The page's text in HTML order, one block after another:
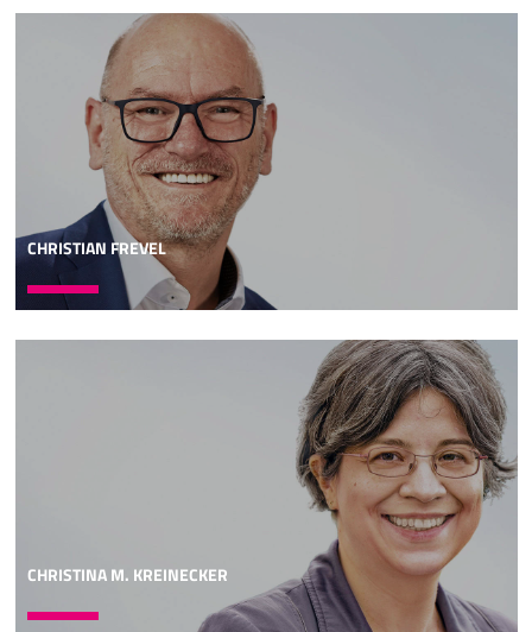
CHRISTIAN FREVEL
CHRISTINA M. KREINECKER